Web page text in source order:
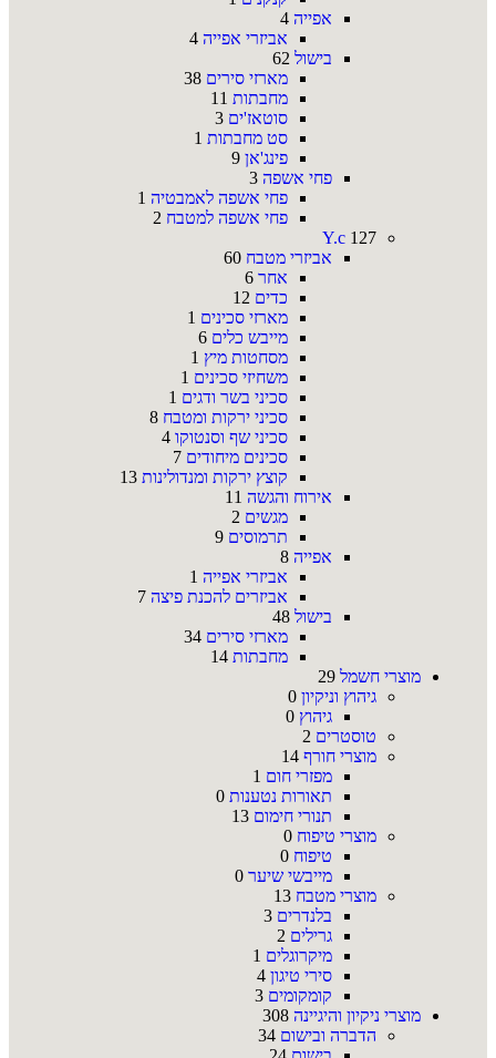
אפייה 4
אביזרי אפייה 4
בישול 62
מארזי סירים 38
מחבתות 11
סוטאז'ים 3
סט מחבתות 1
פינג'אן 9
פחי אשפה 3
פחי אשפה לאמבטיה 1
פחי אשפה למטבח 2
Y.c 127
אביזרי מטבח 60
אחר 6
כדים 12
מארזי סכינים 1
מייבש כלים 6
מסחטות מיץ 1
משחיזי סכינים 1
סכיני בשר ודגים 1
סכיני ירקות ומטבח 8
סכיני שף וסנטוקו 4
סכינים מיחודים 7
קוצץ ירקות ומנדולינות 13
אירוח והגשה 11
מגשים 2
תרמוסים 9
אפייה 8
אביזרי אפייה 1
אביזרים להכנת פיצה 7
בישול 48
מארזי סירים 34
מחבתות 14
מוצרי חשמל 29
גיהוץ וניקיון 0
גיהוץ 0
טוסטרים 2
מוצרי חורף 14
מפזרי חום 1
תאורות נטענות 0
תנורי חימום 13
מוצרי טיפוח 0
טיפוח 0
מייבשי שיער 0
מוצרי מטבח 13
בלנדרים 3
גרילים 2
מיקרוגלים 1
סירי טיגון 4
קומקומים 3
מוצרי ניקיון והיגיינה 308
הדברה ובישום 34